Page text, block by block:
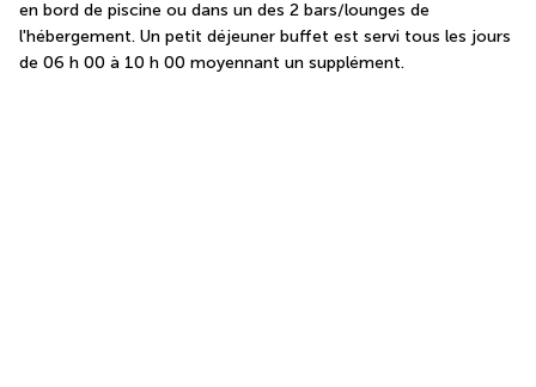
en bord de piscine ou dans un des 2 bars/lounges de
l'hébergement. Un petit déjeuner buffet est servi tous les jours
de 06 h 00 à 10 h 00 moyennant un supplément.